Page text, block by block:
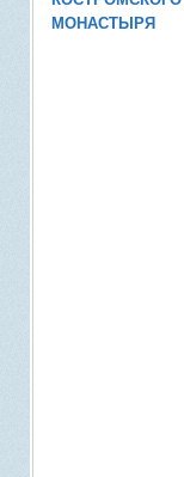
МОНАСТЫРЯ